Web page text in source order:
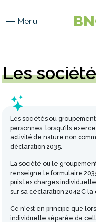
principal
Menu
Les
Les sociétés ou
personnes, lorsqu'ils
activité de nature non
déclaration 2035.
La société ou le
renseigne le formulaire
puis les charges
sur sa déclaration 2042 C
Ce n'est en principe que
individuelle séparée de